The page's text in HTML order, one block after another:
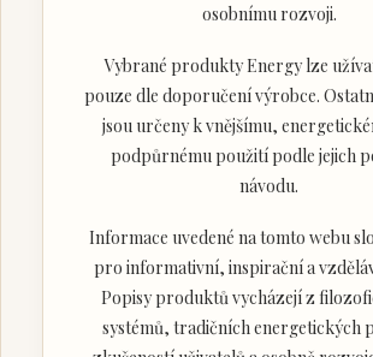
osobnímu rozvoji.
Vybrané produkty Energy lze
pouze dle doporučení výrobce.
jsou určeny k vnějšímu,
podpůrnému použití podle jejich
návodu.
Informace uvedené na tomto webu
pro informativní, inspirační a
Popisy produktů vycházejí z
systémů, tradičních energetických